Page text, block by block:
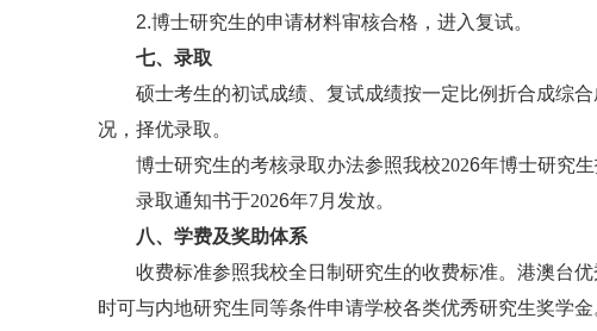
2.博士研究生的申请材料审核合格，进入复试。
七、录取
硕士考生的初试成绩、复试成绩按一定比例折合成综
况，择优录取。
博士研究生的考核录取办法参照我校2026年博士研究生
录取通知书于2026年7月发放。
八、学费及奖助体系
收费标准参照我校全日制研究生的收费标准。港澳台
时可与内地研究生同等条件申请学校各类优秀研究生奖学金